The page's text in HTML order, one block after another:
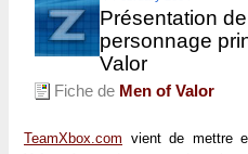
Présentation
personnage
Valor
Fiche de Men of Valor
TeamXbox.com vient de mettre